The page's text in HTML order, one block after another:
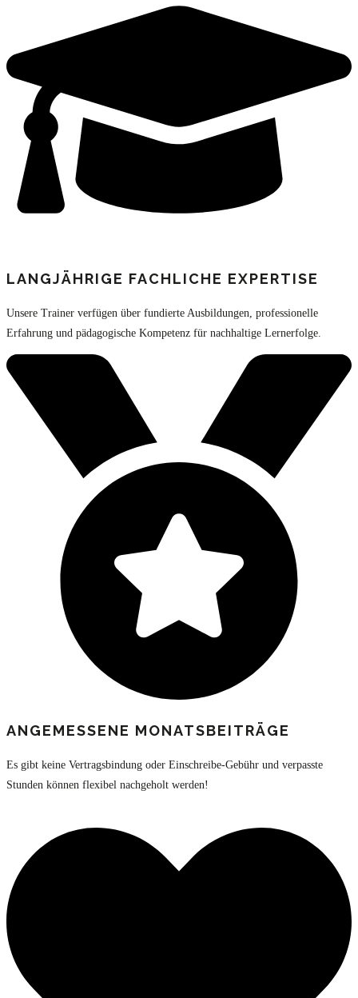
LANGJÄHRIGE FACHLICHE EXPERTISE
Unsere Trainer verfügen über fundierte Ausbildungen, professionelle
Erfahrung und pädagogische Kompetenz für nachhaltige Lernerfolge.
ANGEMESSENE MONATSBEITRÄGE
Es gibt keine Vertragsbindung oder Einschreibe-Gebühr und verpasste
Stunden können flexibel nachgeholt werden!